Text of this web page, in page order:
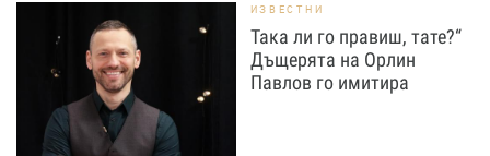
ИЗВЕСТНИ
Така ли го правиш, тате?“
Дъщерята на Орлин
Павлов го имитира